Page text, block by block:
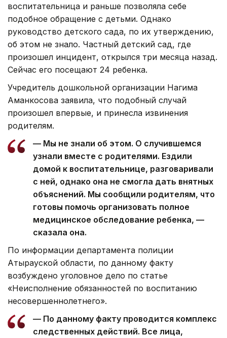
воспитательница и раньше позволяла себе
подобное обращение с детьми. Однако
руководство детского сада, по их утверждению,
об этом не знало. Частный детский сад, где
произошел инцидент, открылся три месяца назад.
Сейчас его посещают 24 ребенка.
Учредитель дошкольной организации Нагима
Аманкосова заявила, что подобный случай
произошел впервые, и принесла извинения
родителям.
— Мы не знали об этом. О случившемся
узнали вместе с родителями. Ездили
домой к воспитательнице, разговаривали
с ней, однако она не смогла дать внятных
объяснений. Мы сообщили родителям, что
готовы помочь организовать полное
медицинское обследование ребенка, —
сказала она.
По информации департамента полиции
Атырауской области, по данному факту
возбуждено уголовное дело по статье
«Неисполнение обязанностей по воспитанию
несовершеннолетнего».
— По данному факту проводится комплекс
следственных действий. Все лица,